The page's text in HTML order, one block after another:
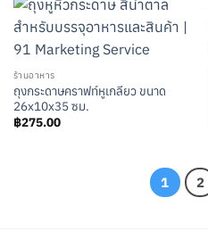
ร้านอาหาร
ถุงกระดาษคราฟท์หูเกลียว ขนาด
26x10x35 ซม.
฿275.00
1 2